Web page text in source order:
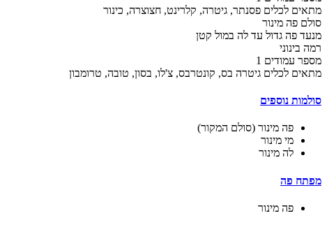
מתאים לכלים פסנתר, גיטרה, קלרינט, חצוצרה, כינור
סולם פה מינור
מנעד פה גדול עד לה במול קטן
רמה בינוני
מספר עמודים 1
מתאים לכלים גיטרה בס, קונטרבס, צ'לו, בסון, טובה, טרומבון
סולמות נוספים
פה מינור (סולם המקור)
מי מינור
לה מינור
מפתח פה
פה מינור